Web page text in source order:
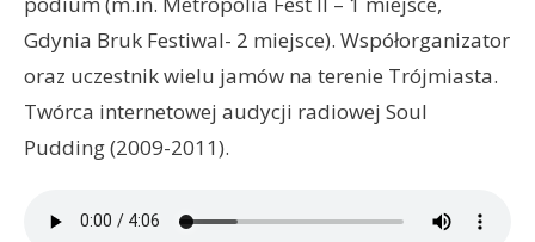
Gdynia Bruk Festiwal- 2 miejsce). Współorganizator
oraz uczestnik wielu jamów na terenie Trójmiasta.
Twórca internetowej audycji radiowej Soul
Pudding (2009-2011).